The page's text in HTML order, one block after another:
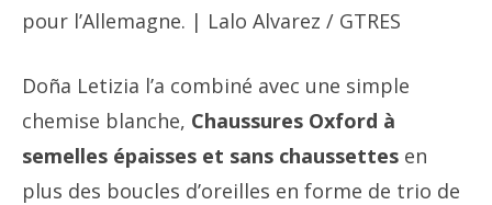
pour l’Allemagne. | Lalo Alvarez / GTRES
Doña Letizia l’a combiné avec une simple
chemise blanche, Chaussures Oxford à
semelles épaisses et sans chaussettes en
plus des boucles d’oreilles en forme de trio de